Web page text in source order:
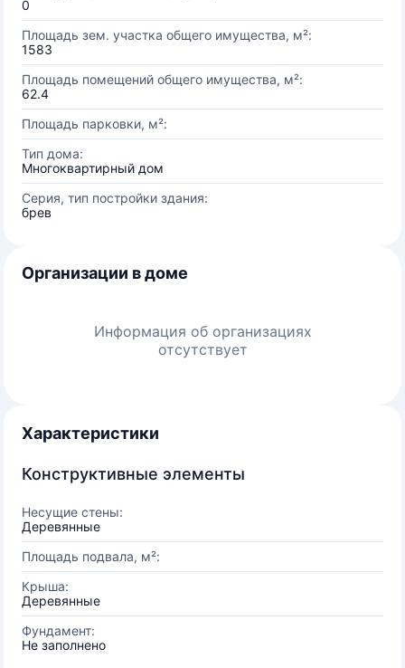
0
Площадь зем. участка общего имущества, м²:
1583
Площадь помещений общего имущества, м²:
62.4
Площадь парковки, м²:
Тип дома:
Многоквартирный дом
Серия, тип постройки здания:
брев
Организации в доме
Информация об организациях
отсутствует
Характеристики
Конструктивные элементы
Несущие стены:
Деревянные
Площадь подвала, м²:
Крыша:
Деревянные
Фундамент:
Не заполнено